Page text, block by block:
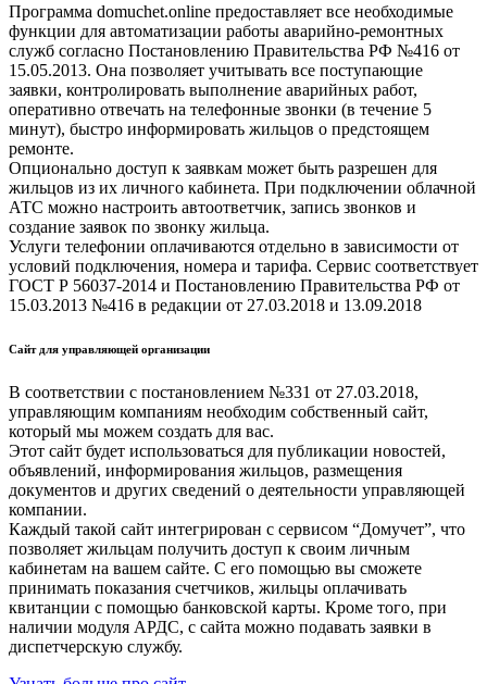
Программа domuchet.online предоставляет все необходимые
функции для автоматизации работы аварийно-ремонтных
служб согласно Постановлению Правительства РФ №416 от
15.05.2013. Она позволяет учитывать все поступающие
заявки, контролировать выполнение аварийных работ,
оперативно отвечать на телефонные звонки (в течение 5
минут), быстро информировать жильцов о предстоящем
ремонте.
Опционально доступ к заявкам может быть разрешен для
жильцов из их личного кабинета. При подключении облачной
АТС можно настроить автоответчик, запись звонков и
создание заявок по звонку жильца.
Услуги телефонии оплачиваются отдельно в зависимости от
условий подключения, номера и тарифа. Сервис соответствует
ГОСТ Р 56037-2014 и Постановлению Правительства РФ от
15.03.2013 №416 в редакции от 27.03.2018 и 13.09.2018
Сайт для управляющей организации
В соответствии с постановлением №331 от 27.03.2018,
управляющим компаниям необходим собственный сайт,
который мы можем создать для вас.
Этот сайт будет использоваться для публикации новостей,
объявлений, информирования жильцов, размещения
документов и других сведений о деятельности управляющей
компании.
Каждый такой сайт интегрирован с сервисом “Домучет”, что
позволяет жильцам получить доступ к своим личным
кабинетам на вашем сайте. С его помощью вы сможете
принимать показания счетчиков, жильцы оплачивать
квитанции с помощью банковской карты. Кроме того, при
наличии модуля АРДС, с сайта можно подавать заявки в
диспетчерскую службу.